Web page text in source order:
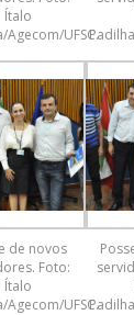
Ítalo
Agecom/UFSC.
de novos
Foto:
Ítalo
Agecom/UFSC.